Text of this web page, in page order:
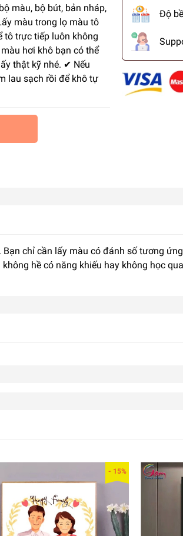
màu, bộ bút, bản nháp,
màu trong lọ màu tô
tô trực tiếp luôn không
hơi khô bạn có thể
thật kỹ nhé. ✔ Nếu
lau sạch rồi để khô tự
Độ
chỉ cần lấy màu có đánh số tương
hề có năng khiếu hay không học
- 15%